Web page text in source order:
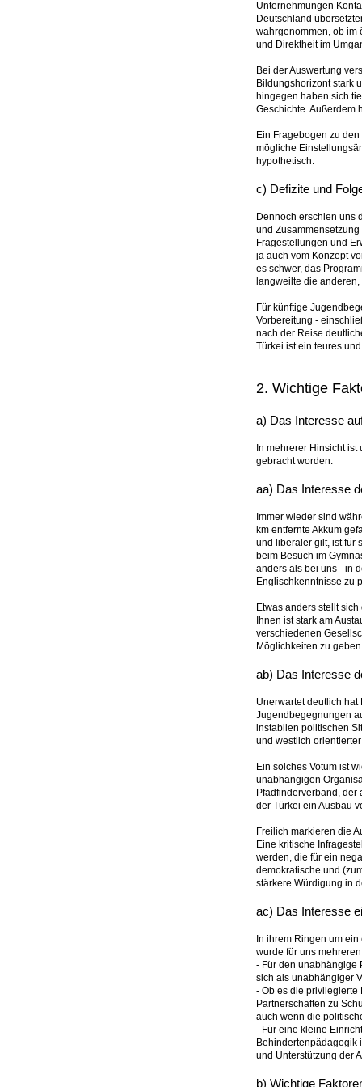
Unternehmungen
Deutschland
wahrgenommen, ob im
und Direktheit im
Bei der Auswertung
Bildungshorizont stark
hingegen haben sich
Geschichte. Außerdem
Ein Fragebogen zu
mögliche
hypothetisch.
c) Defizite und
Dennoch erschien uns
und
Fragestellungen und
ja auch vom Konzept
es schwer, das
langweilte die
Für künftige
Vorbereitung -
nach der Reise
Türkei ist ein teures
2. Wichtige
a) Das Interesse
In mehrerer Hinsicht
gebracht worden.
aa) Das Interesse
Immer wieder sind
km entfernte Akkum
und liberaler gilt, ist für
beim Besuch im
anders als bei uns - in
Englischkenntnisse zu
Etwas anders stellt
Ihnen ist stark am
verschiedenen
Möglichkeiten zu
ab) Das Interesse
Unerwartet deutlich
Jugendbegegnungen
instabilen politischen
und westlich
Ein solches Votum ist
unabhängigen
Pfadfinderverband,
der Türkei ein Ausbau
Freilich markieren die
Eine kritische
werden, die für ein
demokratische und
stärkere Würdigung in
ac) Das Interesse
In ihrem Ringen um
wurde für uns
- Für den unabhängige
sich als unabhängiger
- Ob es die
Partnerschaften zu
auch wenn die
- Für eine kleine
Behindertenpädagogik
und Unterstützung der
b) Wichtige